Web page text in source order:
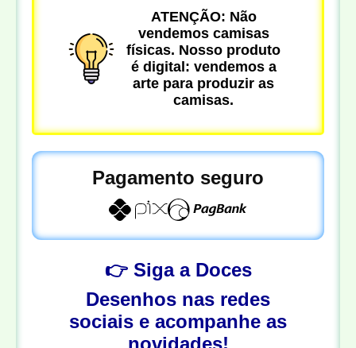
ATENÇÃO: Não
vendemos camisas
físicas. Nosso produto
é digital: vendemos a
arte para produzir as
camisas.
Pagamento seguro
👉 Siga a Doces
Desenhos nas redes
sociais e acompanhe as
novidades!